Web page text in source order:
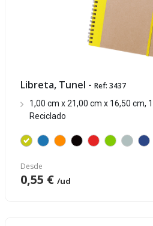
Libreta, Tunel - Ref: 3437
1,00 cm x 21,00 cm x 16,50 cm,
Reciclado
Desde
0,55 € /ud